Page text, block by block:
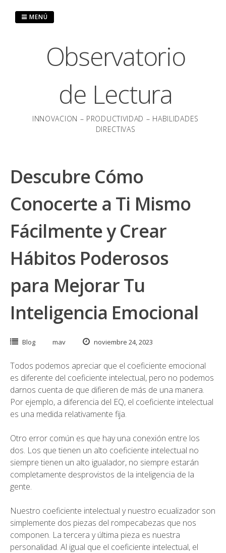
Observatorio
de Lectura
INNOVACION – PRODUCTIVIDAD – HABILIDADES
DIRECTIVAS
MENÚ
Descubre Cómo
Conocerte a Ti Mismo
Fácilmente y Crear
Hábitos Poderosos
para Mejorar Tu
Inteligencia Emocional
Blog mav noviembre 24, 2023
Todos podemos apreciar que el coeficiente emocional
es diferente del coeficiente intelectual, pero no podemos
darnos cuenta de que difieren de más de una manera.
Por ejemplo, a diferencia del EQ, el coeficiente intelectual
es una medida relativamente fija.
Otro error común es que hay una conexión entre los
dos. Los que tienen un alto coeficiente intelectual no
siempre tienen un alto igualador, no siempre estarán
completamente desprovistos de la inteligencia de la
gente.
Nuestro coeficiente intelectual y nuestro ecualizador son
simplemente dos piezas del rompecabezas que nos
componen. La tercera y última pieza es nuestra
personalidad. Al igual que el coeficiente intelectual, el